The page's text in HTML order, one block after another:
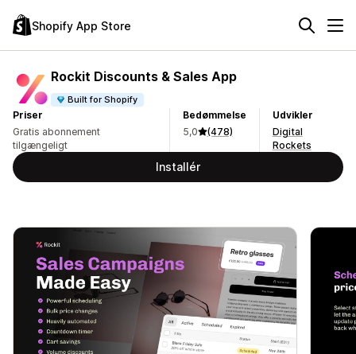
Shopify App Store
Rockit Discounts & Sales App
Built for Shopify
Priser
Gratis abonnement
tilgængeligt
Bedømmelse
5,0
(478)
Udvikler
Digital
Rockets
Installér